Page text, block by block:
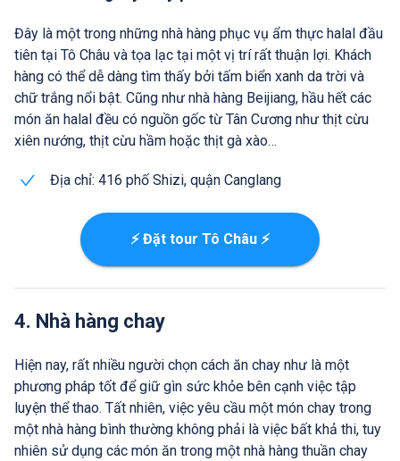
Đây là một trong những nhà hàng phục vụ ẩm thực halal đầu
tiên tại Tô Châu và tọa lạc tại một vị trí rất thuận lợi. Khách
hàng có thể dễ dàng tìm thấy bởi tấm biển xanh da trời và
chữ trắng nổi bật. Cũng như nhà hàng Beijiang, hầu hết các
món ăn halal đều có nguồn gốc từ Tân Cương như thịt cừu
xiên nướng, thịt cừu hầm hoặc thịt gà xào…
Địa chỉ: 416 phố Shizi, quận Canglang
⚡ Đặt tour Tô Châu ⚡
4. Nhà hàng chay
Hiện nay, rất nhiều người chọn cách ăn chay như là một
phương pháp tốt để giữ gìn sức khỏe bên cạnh việc tập
luyện thể thao. Tất nhiên, việc yêu cầu một món chay trong
một nhà hàng bình thường không phải là việc bất khả thi, tuy
nhiên sử dụng các món ăn trong một nhà hàng thuần chay